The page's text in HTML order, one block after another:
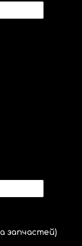
запчастей)